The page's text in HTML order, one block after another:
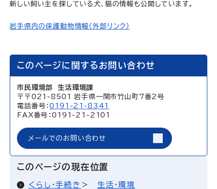
新しい飼い主を探している犬、猫の情報も公開しています。
岩手県内の保護動物情報（外部リンク）
このページに関するお問い合わせ
市民環境部 生活環境課
〒〒021-8501 岩手県一関市竹山町7番2号
電話番号：0191-21-8341
FAX番号：0191-21-2101
メールでのお問い合わせ
このページの現在位置
くらし・手続き
生活・環境